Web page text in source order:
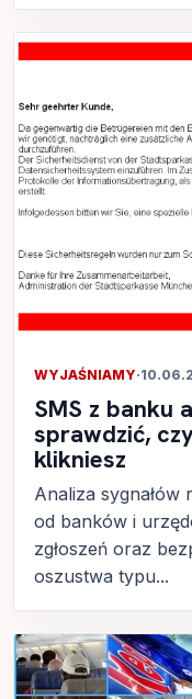
WYJAŚNIAMY·
SMS z banku
sprawdzić,
klikniesz
Analiza sygnałów
od banków i
zgłoszeń oraz
oszustwa typu...